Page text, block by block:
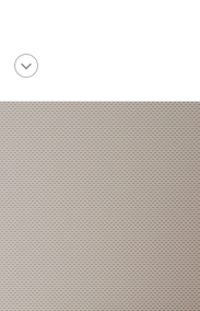
다른사이트 보기